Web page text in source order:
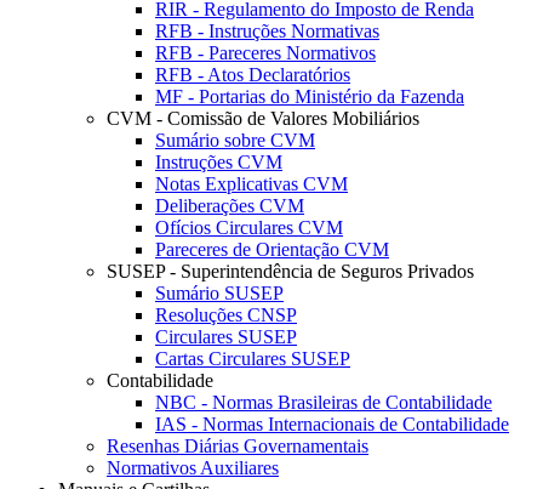
RIR - Regulamento do Imposto de Renda
RFB - Instruções Normativas
RFB - Pareceres Normativos
RFB - Atos Declaratórios
MF - Portarias do Ministério da Fazenda
CVM - Comissão de Valores Mobiliários
Sumário sobre CVM
Instruções CVM
Notas Explicativas CVM
Deliberações CVM
Ofícios Circulares CVM
Pareceres de Orientação CVM
SUSEP - Superintendência de Seguros Privados
Sumário SUSEP
Resoluções CNSP
Circulares SUSEP
Cartas Circulares SUSEP
Contabilidade
NBC - Normas Brasileiras de Contabilidade
IAS - Normas Internacionais de Contabilidade
Resenhas Diárias Governamentais
Normativos Auxiliares